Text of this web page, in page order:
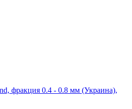
фракция 0.4 - 0.8 мм (Украина),